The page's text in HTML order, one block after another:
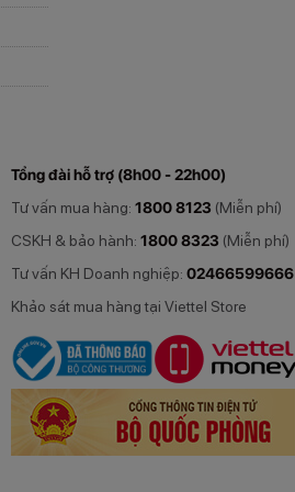
Tổng đài hỗ trợ (8h00 - 22h00)
Tư vấn mua hàng: 1800 8123 (Miễn phí)
CSKH & bảo hành: 1800 8323 (Miễn phí)
Tư vấn KH Doanh nghiệp: 02466599666
Khảo sát mua hàng tại Viettel Store